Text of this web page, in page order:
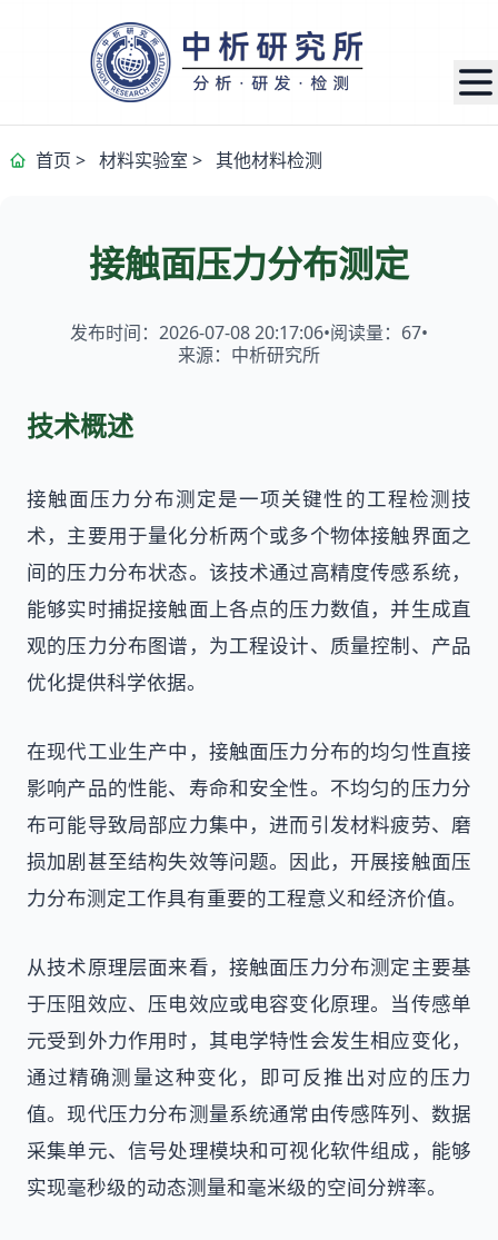
首页 > 材料实验室 > 其他材料检测
接触面压力分布测定
发布时间：2026-07-08 20:17:06•阅读量： 67•
来源：中析研究所
技术概述
接触面压力分布测定是一项关键性的工程检测技
术，主要用于量化分析两个或多个物体接触界面之
间的压力分布状态。该技术通过高精度传感系统，
能够实时捕捉接触面上各点的压力数值，并生成直
观的压力分布图谱，为工程设计、质量控制、产品
优化提供科学依据。
在现代工业生产中，接触面压力分布的均匀性直接
影响产品的性能、寿命和安全性。不均匀的压力分
布可能导致局部应力集中，进而引发材料疲劳、磨
损加剧甚至结构失效等问题。因此，开展接触面压
力分布测定工作具有重要的工程意义和经济价值。
从技术原理层面来看，接触面压力分布测定主要基
于压阻效应、压电效应或电容变化原理。当传感单
元受到外力作用时，其电学特性会发生相应变化，
通过精确测量这种变化，即可反推出对应的压力
值。现代压力分布测量系统通常由传感阵列、数据
采集单元、信号处理模块和可视化软件组成，能够
实现毫秒级的动态测量和毫米级的空间分辨率。